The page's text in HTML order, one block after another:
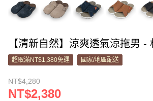
【清新自然】涼爽透氣涼拖男 -
超取滿NT$1,380免運 國家/地區配送
NT$4,280
NT$2,380